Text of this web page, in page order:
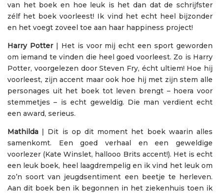
van het boek en hoe leuk is het dan dat de schrijfster
zélf het boek voorleest! Ik vind het echt heel bijzonder
en het voegt zoveel toe aan haar happiness project!
Harry Potter| Het is voor mij echt een sport geworden
om iemand te vinden die heel goed voorleest. Zo is Harry
Potter, voorgelezen door Steven Fry, écht ultiem! Hoe hij
voorleest, zijn accent maar ook hoe hij met zijn stem alle
personages uit het boek tot leven brengt – hoera voor
stemmetjes – is echt geweldig. Die man verdient echt
een award, serieus.
Mathilda | Dit is op dit moment het boek waarin alles
samenkomt. Een goed verhaal en een geweldige
voorlezer (Kate Winslet, hallooo Brits accent!). Het is echt
een leuk boek, heel laagdrempelig en ik vind het leuk om
zo’n soort van jeugdsentiment een beetje te herleven.
Aan dit boek ben ik begonnen in het ziekenhuis toen ik